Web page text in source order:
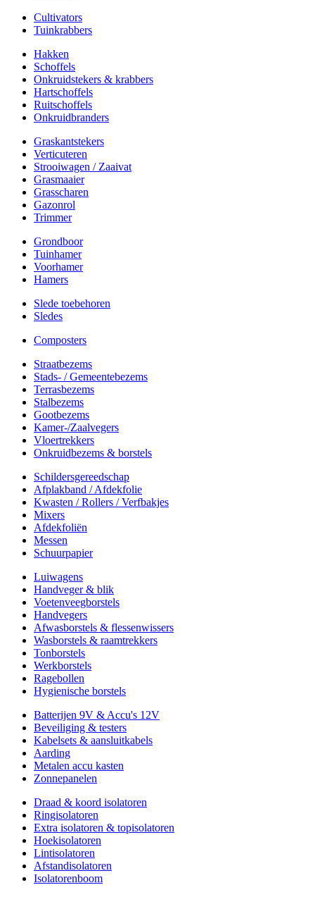
Cultivators
Tuinkrabbers
Hakken
Schoffels
Onkruidstekers & krabbers
Hartschoffels
Ruitschoffels
Onkruidbranders
Graskantstekers
Verticuteren
Strooiwagen / Zaaivat
Grasmaaier
Grasscharen
Gazonrol
Trimmer
Grondboor
Tuinhamer
Voorhamer
Hamers
Slede toebehoren
Sledes
Composters
Straatbezems
Stads- / Gemeentebezems
Terrasbezems
Stalbezems
Gootbezems
Kamer-/Zaalvegers
Vloertrekkers
Onkruidbezems & borstels
Schildersgereedschap
Afplakband / Afdekfolie
Kwasten / Rollers / Verfbakjes
Mixers
Afdekfoliën
Messen
Schuurpapier
Luiwagens
Handveger & blik
Voetenveegborstels
Handvegers
Afwasborstels & flessenwissers
Wasborstels & raamtrekkers
Tonborstels
Werkborstels
Ragebollen
Hygienische borstels
Batterijen 9V & Accu's 12V
Beveiliging & testers
Kabelsets & aansluitkabels
Aarding
Metalen accu kasten
Zonnepanelen
Draad & koord isolatoren
Ringisolatoren
Extra isolatoren & topisolatoren
Hoekisolatoren
Lintisolatoren
Afstandisolatoren
Isolatorenboom